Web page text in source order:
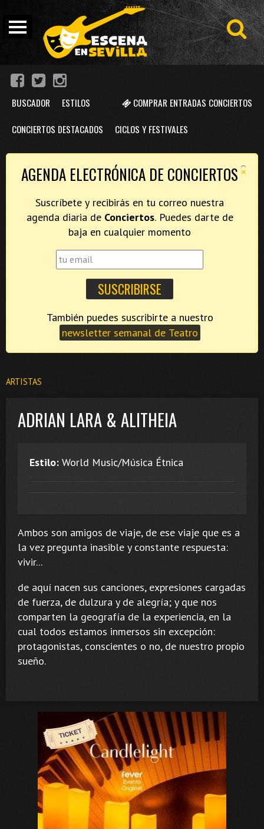
COMPRAR ENTRADAS CONCIERTOS
BUSCADOR ESTILOS
CONCIERTOS DESTACADOS CICLOS Y FESTIVALES
×
AGENDA ELECTRÓNICA DE CONCIERTOS
Suscríbete y recibirás en tu correo nuestra
agenda diaria de Conciertos. Puedes darte de
baja en cualquier momento
newsletter semanal de Teatro
ARTISTAS
ADRIAN LARA & ALITHEIA
Estilo: World Music/Música Étnica
Ambos son amigos de viaje, de ese viaje que es a
la vez pregunta inasible y constante respuesta:
vivir...
de aquí nacen sus canciones, expresiones cargadas
de fuerza, de dulzura y de alegría; y que nos
comparten la geografía de la experiencia, en la
cual todos estamos inmersos sin excepción:
protagonistas, conscientes o no, de nuestro propio
sueño.